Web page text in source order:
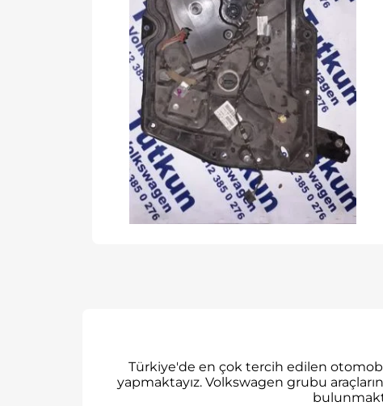
Türkiye'de en çok tercih edilen
yapmaktayız. Volkswagen grubu araçların